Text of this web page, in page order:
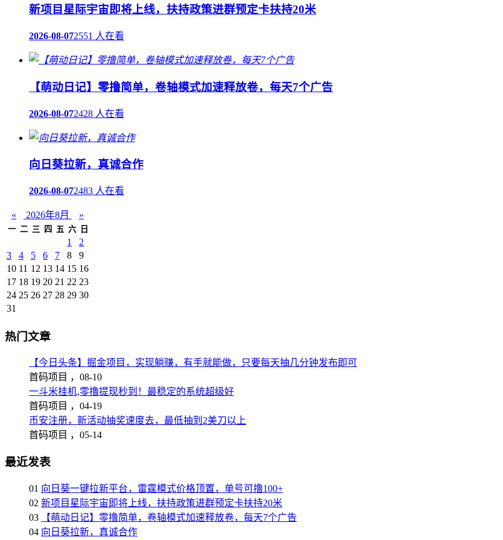
新项目星际宇宙即将上线，扶持政策进群预定卡扶持20米
2026-08-072551 人在看
【萌动日记】零撸简单，卷轴模式加速释放卷，每天7个广告
2026-08-072428 人在看
向日葵拉新，真诚合作
2026-08-072483 人在看
« 2026年8月 »
一 二 三 四 五 六 日
1
2
3
4 5 6 7 8
9
10 11 12 13 14 15 16
17 18 19 20 21 22 23
24 25 26 27 28 29 30
31
热门文章
【今日头条】掘金项目，实现躺赚，有手就能做，只要每天抽几分钟发布即可
首码项目 ， 08-10
一斗米挂机,零撸提现秒到！最稳定的系统超级好
首码项目 ， 04-19
币安注册，新活动抽奖速度去，最低抽到2美刀以上
首码项目 ， 05-14
最近发表
01 向日葵一键拉新平台，雷霆模式价格顶置，单号可撸100+
02 新项目星际宇宙即将上线，扶持政策进群预定卡扶持20米
03
【萌动日记】零撸简单，卷轴模式加速释放卷，每天7个广告
04 向日葵拉新，真诚合作